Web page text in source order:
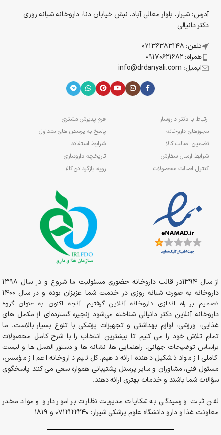
آدرس: شیراز، بلوار معالی آباد، نبش خیابان دنا، داروخانه شبانه روزی
دکتر دانیالی
تلفن: 07136383148
همراه: 09170621682
ایمیل: info@drdanyali.com
ارتباط با دکتر داروساز
مجوزهای داروخانه
تضمین اصالت کالا
شرایط ارسال سفارش
کنترل اصالت محصولات
فرم پذیرش مشتری
پاسخ به پرسش های متداول
شرایط استفاده
تاریخچه داروسازی
رویه بازگردادن کالا
از سال 1394در قالب داروخانه حضوری مسئولیت ما شروع و در سال 1398
داروخانه به صورت شبانه روزی در خدمت شما عزیزان بوده و در سال 1400
تصمیم بر راه اندازی داروخانه آنلاین گرفتیم. آنچه اکنون به عنوان گروه
داروخانه آنلاین دکتر دانیالی شناخته می‌شود زنجیره گسترده‌ای از مکمل های
غذایی، ورزشی، لوازم بهداشتی و تجهیزات پزشکی با تنوع بسیار بالاست. ما
تمام تلاش خود را می کنیم تا بیشترین انتخاب را با شرح کامل محصولات
براساس توضیحات جهانی، راهنمایی ها، نشانه ها و دستور العمل ها و لیست
کاملی از مواد تشکیل دهنده ارائه دهیم. کل تیم داروخانه اعم از مؤسس،
مسئول فنی، مشاوران و سایر پرسنل پشتیبانی همواره سعی می کنند پاسخگوی
سؤالات شما باشند و خدمات بهتری ارائه دهند.
لفن ثبت و رسیدگی به شکایات مدیریت نظارت بر امور دارو و مواد مخدر
معاونت غذا و دارو دانشگاه علوم پزشکی شیراز: 0712122240 و 1819